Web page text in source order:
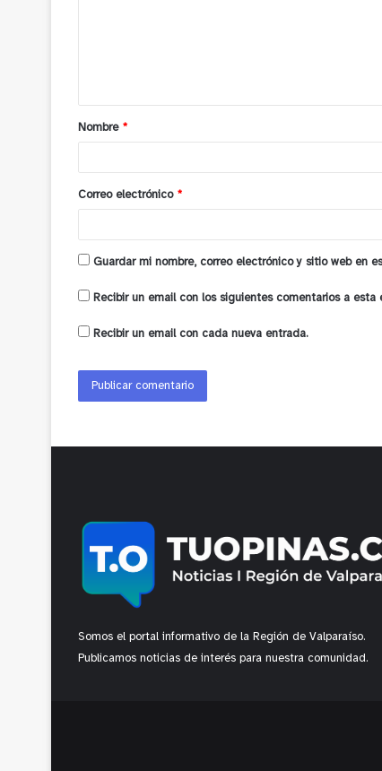
a
r
*
Nombre *
Correo electrónico *
Guardar mi nombre, correo electrónico y sitio web en
Recibir un email con los siguientes comentarios a esta
Recibir un email con cada nueva entrada.
Somos el portal informativo de la Región de Valparaíso.
Publicamos noticias de interés para nuestra comunidad.